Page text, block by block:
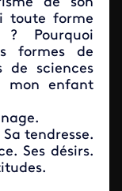
toute forme
? Pourquoi
formes de
de sciences
mon enfant
tendresse.
Ses désirs.